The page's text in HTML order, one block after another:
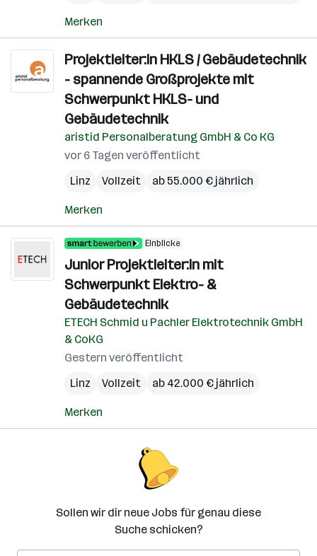
Merken
Projektleiter:in HKLS / Gebäudetechnik
- spannende Großprojekte mit
Schwerpunkt HKLS- und
Gebäudetechnik
aristid Personalberatung GmbH & Co KG
vor 6 Tagen veröffentlicht
Linz
Vollzeit ab 55.000 € jährlich
Merken
Einblicke
Junior Projektleiter:in mit
Schwerpunkt Elektro- &
Gebäudetechnik
ETECH Schmid u Pachler Elektrotechnik GmbH
& CoKG
Gestern veröffentlicht
Linz
Vollzeit ab 42.000 € jährlich
Merken
Sollen wir dir neue Jobs für genau diese
Suche schicken?